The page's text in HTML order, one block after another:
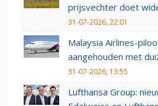
prijsvechter doet
31-07-2026, 22:01
Malaysia Airlines-
aangehouden met
31-07-2026, 13:55
Lufthansa Group: